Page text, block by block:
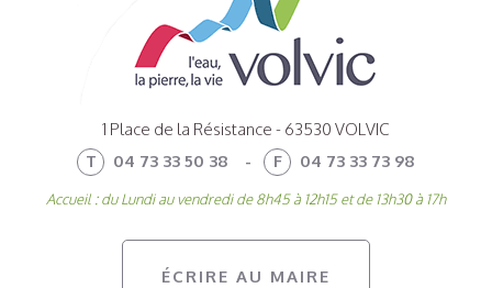
ÉCRIRE AU MAIRE
1 Place de la Résistance - 63530 VOLVIC
T
04 73 33 50 38 - F 04 73 33 73 98
Accueil : du Lundi au vendredi de 8h45 à 12h15 et de 13h30 à 17h